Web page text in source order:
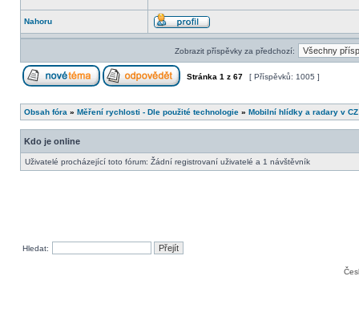
Nahoru
Zobrazit příspěvky za předchozí:
Stránka 1 z 67 [ Příspěvků: 1005 ]
Obsah fóra » Měření rychlosti - Dle použité technologie » Mobilní hlídky a radary v CZ
Kdo je online
Uživatelé procházející toto fórum: Žádní registrovaní uživatelé a 1 návštěvník
Hledat: